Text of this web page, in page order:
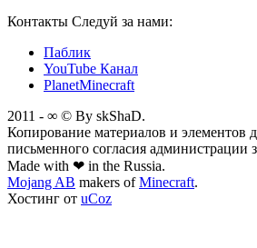
Контакты Следуй за нами:
Паблик
YouTube Канал
PlanetMinecraft
2011 - ∞ © By skShaD.
Копирование материалов и элементов
письменного согласия администрации
Made with ❤ in the Russia.
Mojang AB makers ofMinecraft.
Хостинг от uCoz